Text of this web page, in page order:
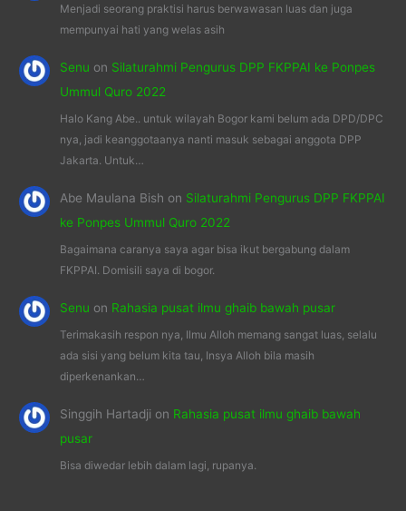
Menjadi seorang praktisi harus berwawasan luas dan juga
mempunyai hati yang welas asih
Senu on Silaturahmi Pengurus DPP FKPPAI ke Ponpes
Ummul Quro 2022
Halo Kang Abe.. untuk wilayah Bogor kami belum ada DPD/DPC
nya, jadi keanggotaanya nanti masuk sebagai anggota DPP
Jakarta. Untuk…
Abe Maulana Bish on Silaturahmi Pengurus DPP FKPPAI
ke Ponpes Ummul Quro 2022
Bagaimana caranya saya agar bisa ikut bergabung dalam
FKPPAI. Domisili saya di bogor.
Senu on Rahasia pusat ilmu ghaib bawah pusar
Terimakasih respon nya, Ilmu Alloh memang sangat luas, selalu
ada sisi yang belum kita tau, Insya Alloh bila masih
diperkenankan…
Singgih Hartadjion Rahasia pusat ilmu ghaib bawah
pusar
Bisa diwedar lebih dalam lagi, rupanya.